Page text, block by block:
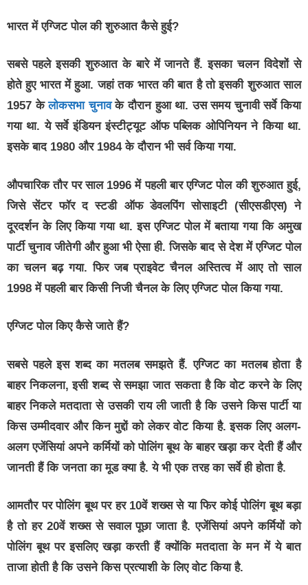
भारत में एग्जिट पोल की शुरुआत कैसे हुई?
सबसे पहले इसकी शुरुआत के बारे में जानते हैं. इसका चलन विदेशों से
होते हुए भारत में हुआ. जहां तक भारत की बात है तो इसकी शुरुआत साल
1957 केलोकसभा चुनावके दौरान हुआ था. उस समय चुनावी सर्वे किया
गया था. ये सर्वे इंडियन इंस्टीट्यूट ऑफ पब्लिक ओपिनियन ने किया था.
इसके बाद 1980 और 1984 के दौरान भी सर्व किया गया.
औपचारिक तौर पर साल 1996 में पहली बार एग्जिट पोल की शुरुआत हुई,
जिसे सेंटर फॉर द स्टडी ऑफ डेवलपिंग सोसाइटी (सीएसडीएस) ने
दूरदर्शन के लिए किया गया था. इस एग्जिट पोल में बताया गया कि अमुख
पार्टी चुनाव जीतेगी और हुआ भी ऐसा ही. जिसके बाद से देश में एग्जिट पोल
का चलन बढ़ गया. फिर जब प्राइवेट चैनल अस्तित्व में आए तो साल
1998 में पहली बार किसी निजी चैनल के लिए एग्जिट पोल किया गया.
एग्जिट पोल किए कैसे जाते हैं?
सबसे पहले इस शब्द का मतलब समझते हैं. एग्जिट का मतलब होता है
बाहर निकलना, इसी शब्द से समझा जात सकता है कि वोट करने के लिए
बाहर निकले मतदाता से उसकी राय ली जाती है कि उसने किस पार्टी या
किस उम्मीदवार और किन मुद्दों को लेकर वोट किया है. इसक लिए अलग-
अलग एजेंसियां अपने कर्मियों को पोलिंग बूथ के बाहर खड़ा कर देती हैं और
जानती हैं कि जनता का मूड क्या है. ये भी एक तरह का सर्वे ही होता है.
आमतौर पर पोलिंग बूथ पर हर 10वें शख्स से या फिर कोई पोलिंग बूथ बड़ा
है तो हर 20वें शख्स से सवाल पूछा जाता है. एजेंसियां अपने कर्मियों को
पोलिंग बूथ पर इसलिए खड़ा करती हैं क्योंकि मतदाता के मन में ये बात
ताजा होती है कि उसने किस प्रत्याशी के लिए वोट किया है.